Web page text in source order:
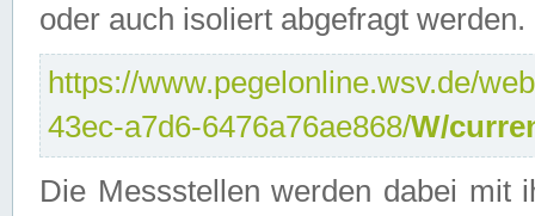
oder auch isoliert abgefragt werden.
https://www.pegelonline.wsv.de/
43ec-a7d6-6476a76ae868/W/
Die Messstellen werden dabei mit